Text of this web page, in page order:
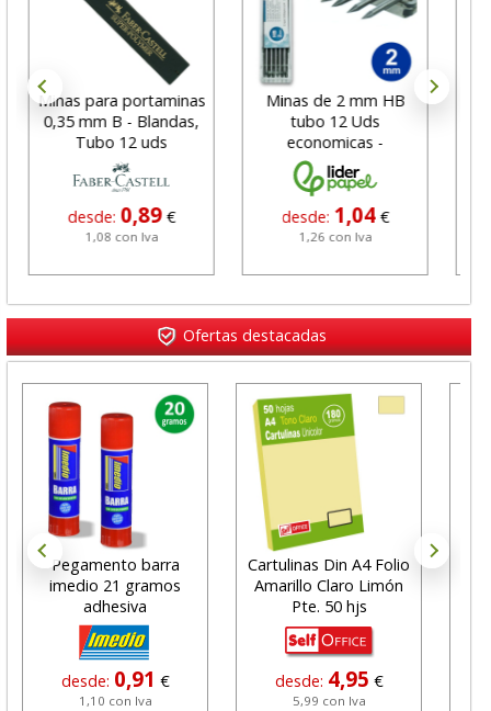
Minas para portaminas
0,35 mm B - Blandas,
Tubo 12 uds
desde:0,89 €
1,08 con Iva
Minas de 2 mm HB
tubo 12 Uds
economicas -
bilimetricas
desde:1,04 €
1,26 con Iva
Ofertas destacadas
Pegamento barra
imedio 21 gramos
adhesiva
desde: 0,91 €
1,10 con Iva
Cartulinas Din A4 Folio
Amarillo Claro Limón
Pte. 50 hjs
desde: 4,95 €
5,99 con Iva